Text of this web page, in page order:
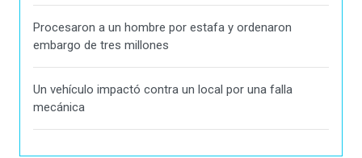
Procesaron a un hombre por estafa y ordenaron
embargo de tres millones
Un vehículo impactó contra un local por una falla
mecánica